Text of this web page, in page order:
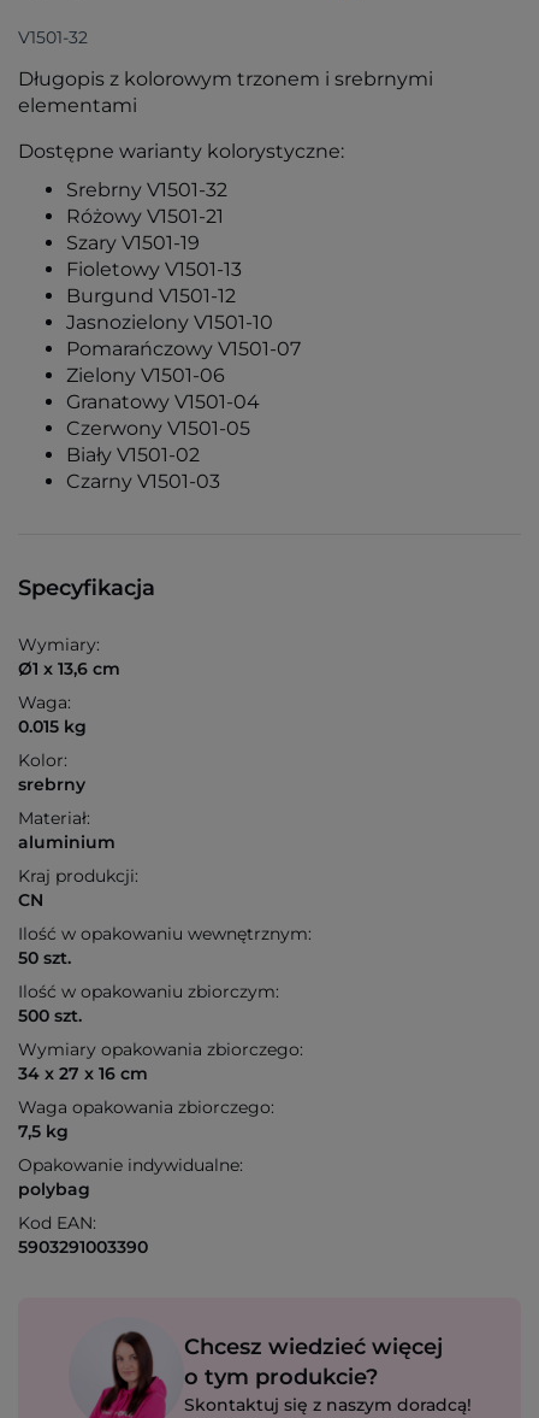
V1501-32
Długopis z kolorowym trzonem i srebrnymi
elementami
Dostępne warianty kolorystyczne:
Srebrny V1501-32
Różowy V1501-21
Szary V1501-19
Fioletowy V1501-13
Burgund V1501-12
Jasnozielony V1501-10
Pomarańczowy V1501-07
Zielony V1501-06
Granatowy V1501-04
Czerwony V1501-05
Biały V1501-02
Czarny V1501-03
Specyfikacja
Wymiary:
Ø1 x 13,6 cm
Waga:
0.015 kg
Kolor:
srebrny
Materiał:
aluminium
Kraj produkcji:
CN
Ilość w opakowaniu wewnętrznym:
50 szt.
Ilość w opakowaniu zbiorczym:
500 szt.
Wymiary opakowania zbiorczego:
34 x 27 x 16 cm
Waga opakowania zbiorczego:
7,5 kg
Opakowanie indywidualne:
polybag
Kod EAN:
5903291003390
Chcesz wiedzieć więcej
o tym produkcie?
Skontaktuj się z naszym doradcą!